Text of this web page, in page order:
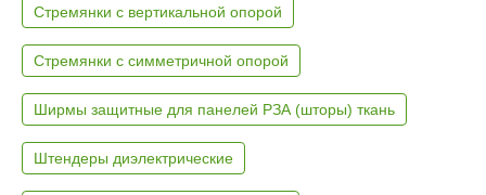
Стремянки с вертикальной опорой
Стремянки с симметричной опорой
Ширмы защитные для панелей РЗА (шторы) ткань
Штендеры диэлектрические